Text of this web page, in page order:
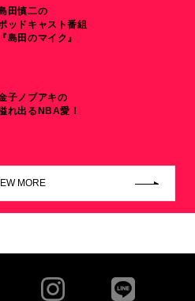
田慎二の
ッドキャスト番組
『島田のマイク』
子ノブアキの
れ出るNBA愛！
MORE